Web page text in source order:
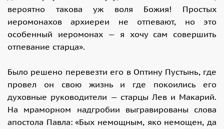
вероятно такова уж воля Божия! Простых
иеромонахов архиереи не отпевают, но это
особенный иеромонах — я хочу сам совершить
отпевание старца».
Было решено перевезти его в Оптину Пустынь, где
провел он свою жизнь и где покоились его
духовные руководители — старцы Лев и Макарий.
На мраморном надгробии выгравированы слова
апостола Павла: «Бых немощным, яко немощен, да